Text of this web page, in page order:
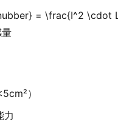
= \frac{I^2 \cdot
）
力